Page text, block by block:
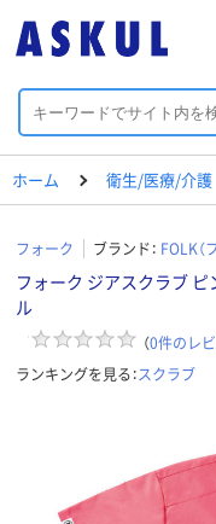
ホーム 衛生/医療/介護
フォーク ブランド： FOLK（
フォーク ジアスクラブ
ル
（0件のレ
ランキングを見る：スクラブ